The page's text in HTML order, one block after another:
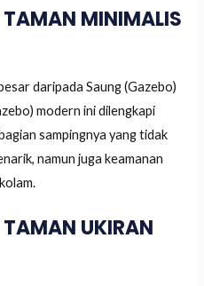
MINIMALIS
daripada Saung (Gazebo)
modern ini dilengkapi
sampingnya yang tidak
namun juga keamanan
UKIRAN